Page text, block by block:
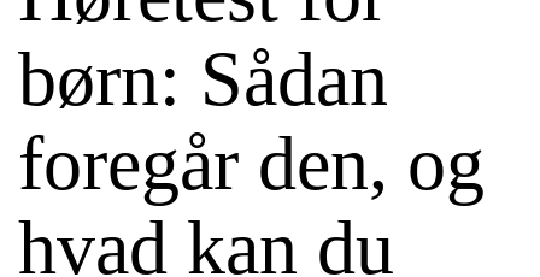
børn: Sådan
foregår den, og
hvad kan du